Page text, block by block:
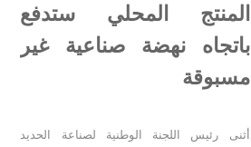
المنتج المحلي ستدفع
باتجاه نهضة صناعية غير
مسبوقة
أثنى رئيس اللجنة الوطنية لصناعة الحديد